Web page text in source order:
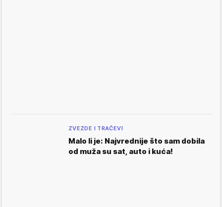
ZVEZDE I TRAČEVI
Malo li je: Najvrednije što sam dobila
od muža su sat, auto i kuća!